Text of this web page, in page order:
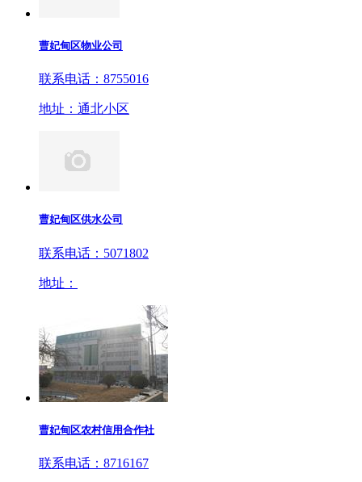
曹妃甸区物业公司
联系电话：8755016
地址：通北小区
曹妃甸区供水公司
联系电话：5071802
地址：
曹妃甸区农村信用合作社
联系电话：8716167